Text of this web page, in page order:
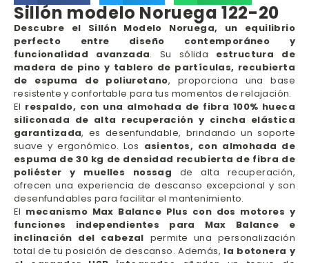
Sillón modelo Noruega 122-20
Descubre el Sillón Modelo Noruega, un equilibrio
perfecto entre diseño contemporáneo y
funcionalidad avanzada. Su sólida estructura de
madera de pino y tablero de partículas, recubierta
de espuma de poliuretano, proporciona una base
resistente y confortable para tus momentos de relajación.
El respaldo, con una almohada de fibra 100% hueca
siliconada de alta recuperación y cincha elástica
garantizada, es desenfundable, brindando un soporte
suave y ergonómico. Los asientos, con almohada de
espuma de 30 kg de densidad recubierta de fibra de
poliéster y muelles nossag de alta recuperación,
ofrecen una experiencia de descanso excepcional y son
desenfundables para facilitar el mantenimiento.
El mecanismo Max Balance Plus con dos motores y
funciones independientes para Max Balance e
inclinación del cabezal permite una personalización
total de tu posición de descanso. Además, la botonera y